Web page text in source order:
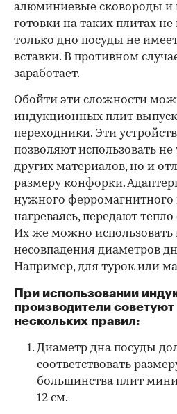
алюминиевые сковороды и
готовки на таких плитах не
только дно посуды не
вставки. В противном
заработает.
Обойти эти сложности
индукционных плит
переходники. Эти
позволяют использовать не
других материалов, но и
размеру конфорки.
нужного ферромагнитного
нагреваясь, передают
Их же можно использовать
несовпадения диаметров
Например, для турок или
При использовании
производители
нескольких правил:
Диаметр дна посуды
соответствовать
большинства плит
12 см.